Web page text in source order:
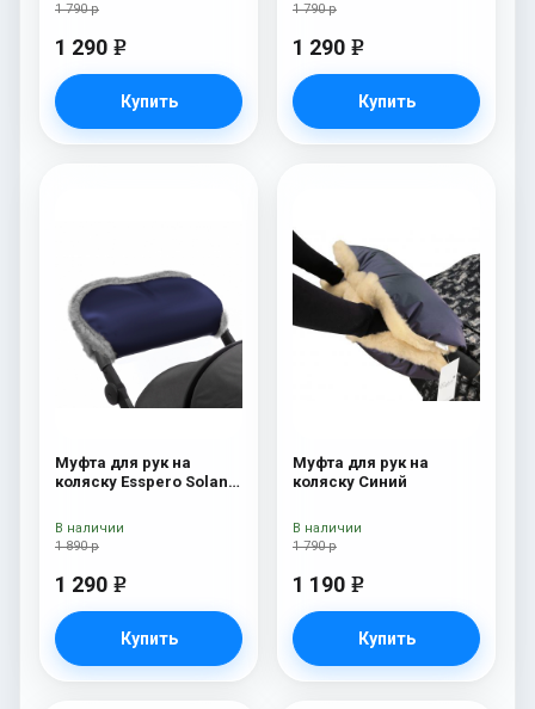
1 790 р
1 290 e
Купить
1 790 р
1 290 e
Купить
Муфта для рук на
коляску Esspero Solana
Deep Ocean
1 890 р
1 290 e
Купить
В наличии
Муфта для рук на
коляску Синий
1 790 р
1 190 e
Купить
В наличии